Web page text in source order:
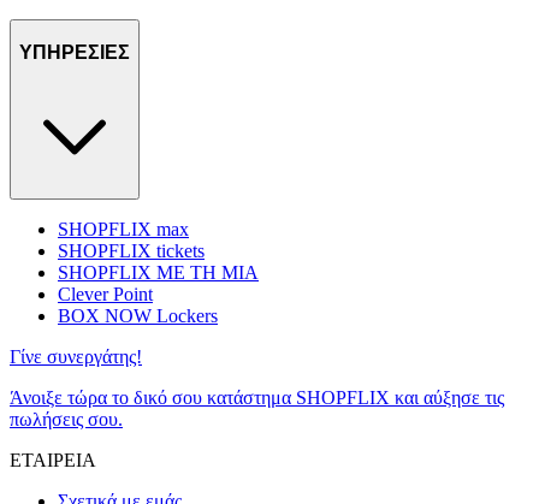
ΥΠΗΡΕΣΙΕΣ
SHOPFLIX max
SHOPFLIX tickets
SHOPFLIX ΜΕ ΤΗ ΜΙΑ
Clever Point
BOX NOW Lockers
Γίνε συνεργάτης!
Άνοιξε τώρα το δικό σου κατάστημα SHOPFLIX και αύξησε τις
πωλήσεις σου.
ΕΤΑΙΡΕΙΑ